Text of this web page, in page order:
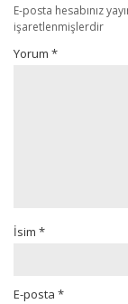
E-posta hesabınız
işaretlenmişlerdir
Yorum *
İsim *
E-posta *